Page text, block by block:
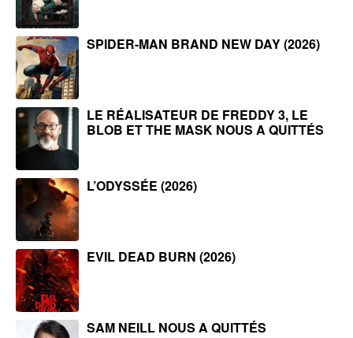
SPIDER-MAN BRAND NEW DAY (2026)
LE RÉALISATEUR DE FREDDY 3, LE
BLOB ET THE MASK NOUS A QUITTÉS
L’ODYSSÉE (2026)
EVIL DEAD BURN (2026)
SAM NEILL NOUS A QUITTÉS